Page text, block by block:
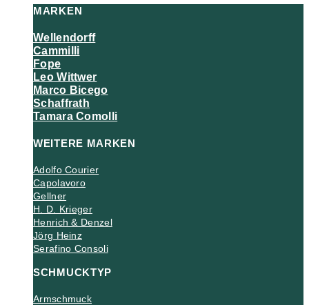
MARKEN
Wellendorff
Cammilli
Fope
Leo Wittwer
Marco Bicego
Schaffrath
Tamara Comolli
WEITERE MARKEN
Adolfo Courier
Capolavoro
Gellner
H. D. Krieger
Henrich & Denzel
Jörg Heinz
Serafino Consoli
SCHMUCKTYP
Armschmuck